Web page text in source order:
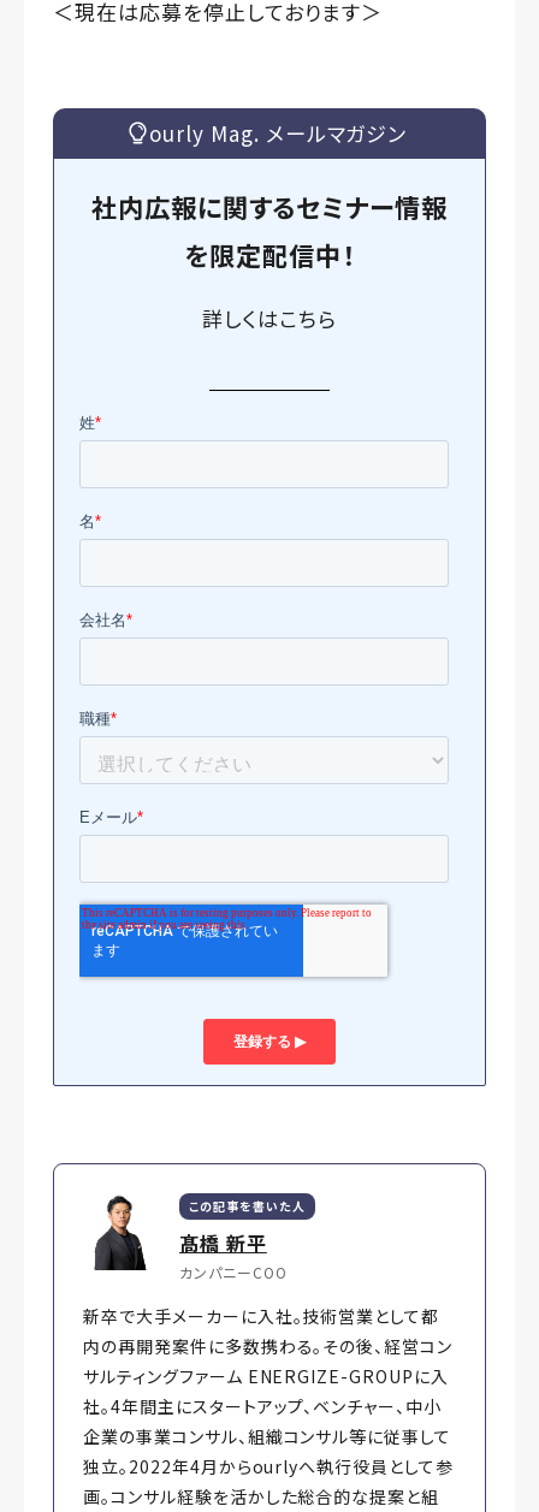
＜現在は応募を停止しております＞
ourly Mag. メールマガジン
社内広報に関するセミナー情報
を限定配信中！
詳しくはこちら
この記事を書いた人
髙橋 新平
カンパニーCOO
新卒で大手メーカーに入社。技術営業として都
内の再開発案件に多数携わる。その後、経営コン
サルティングファーム ENERGIZE-GROUPに入
社。4年間主にスタートアップ、ベンチャー、中小
企業の事業コンサル、組織コンサル等に従事して
独立。2022年4月からourlyへ執行役員として参
画。コンサル経験を活かした総合的な提案と組